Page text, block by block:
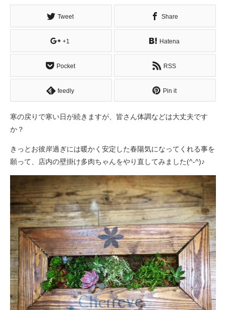
Tweet Share
+1 Hatena
Pocket RSS
feedly Pin it
寒の戻りで寒い日が続きますが、皆さん体調などは大丈夫です
か？
きっとお彼岸過ぎには暖かく安定した春陽気になってくれる事を
願って、店内の壁掛け多肉ちゃんをやり直してみました(^-^)♪